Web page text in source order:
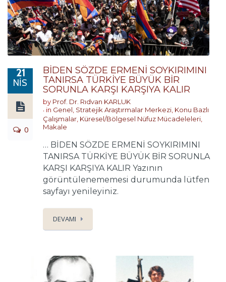
21
NIS
0
BİDEN SÖZDE ERMENİ SOYKIRIMINI
TANIRSA TÜRKİYE BÜYÜK BİR
SORUNLA KARŞI KARŞIYA KALIR
by Prof. Dr. Rıdvan KARLUK
in Genel Stratejik Araştırmalar Merkezi Konu Bazlı
Çalışmalar Küresel/Bölgesel Nüfuz Mücadeleleri
Makale
… BİDEN SÖZDE ERMENİ SOYKIRIMINI
TANIRSA TÜRKİYE BÜYÜK BİR SORUNLA
KARŞI KARŞIYA KALIR Yazının
görüntülenememesi durumunda lütfen
sayfayı yenileyiniz.
DEVAMI